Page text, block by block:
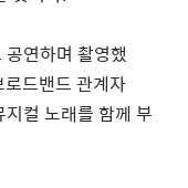
공연하며 촬영했
로드밴드 관계자
지컬 노래를 함께 부